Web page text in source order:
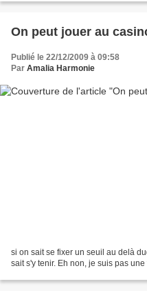
On peut jouer au
Publié le 22/12/2009 à 09:58
Par Amalia Harmonie
si on sait se fixer un seuil au delà
sait s'y tenir. Eh non, je suis pas